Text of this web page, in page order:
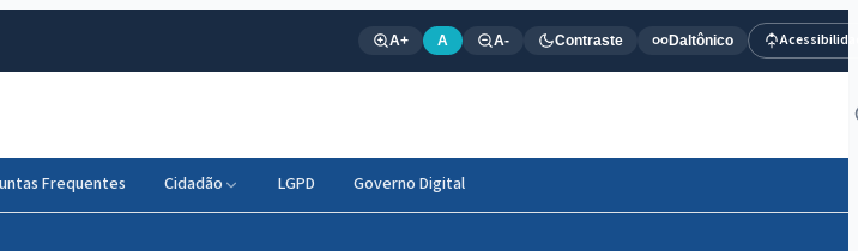
A+ A A- Contraste Daltônico
Frequentes Cidadão LGPD Governo Digital